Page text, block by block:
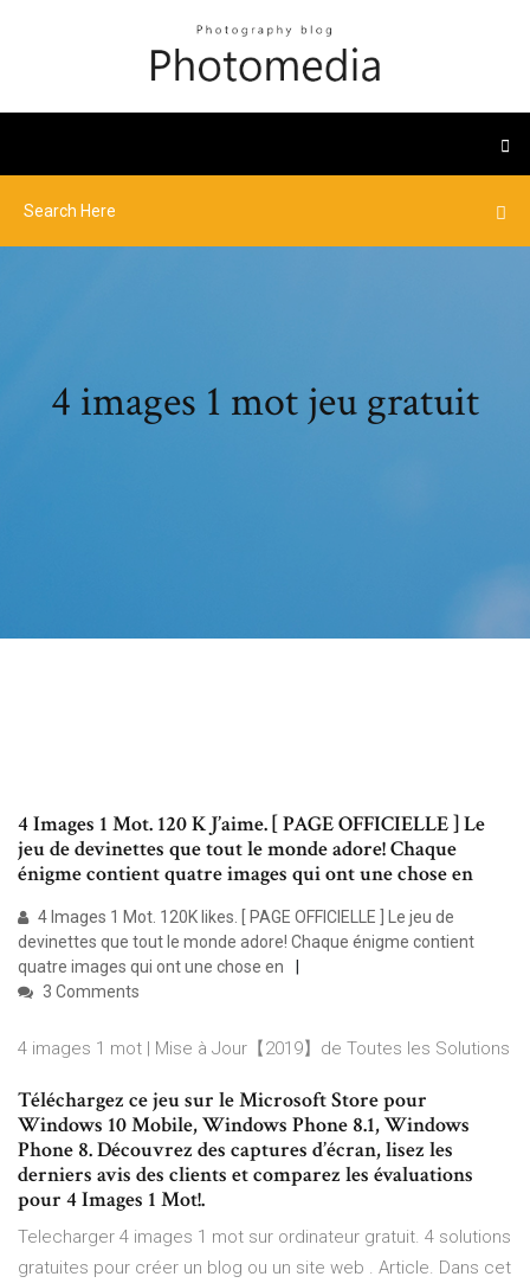
4 images 1 mot jeu gratuit
4 Images 1 Mot. 120 K J’aime. [ PAGE OFFICIELLE ] Le
jeu de devinettes que tout le monde adore! Chaque
énigme contient quatre images qui ont une chose en
4 Images 1 Mot. 120K likes. [ PAGE OFFICIELLE ] Le jeu de
devinettes que tout le monde adore! Chaque énigme contient
quatre images qui ont une chose en
3 Comments
4 images 1 mot | Mise à Jour【2019】de Toutes les Solutions
Téléchargez ce jeu sur le Microsoft Store pour
Windows 10 Mobile, Windows Phone 8.1, Windows
Phone 8. Découvrez des captures d’écran, lisez les
derniers avis des clients et comparez les évaluations
pour 4 Images 1 Mot!.
Telecharger 4 images 1 mot sur ordinateur gratuit. 4 solutions
gratuites pour créer un blog ou un site web . Article. Dans cet